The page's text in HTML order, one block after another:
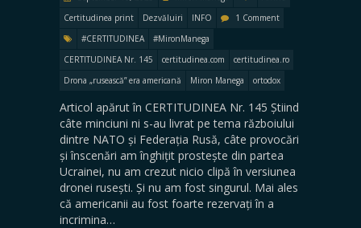
Certitudinea print
Dezvăluiri INFO
1 Comment
#CERTITUDINEA
#MironManega
CERTITUDINEA Nr. 145
certitudinea.com
certitudinea.ro
Drona „rusească” era americană
Miron Manega ortodox
Articol apărut în CERTITUDINEA Nr. 145 Știind
câte minciuni ni s-au livrat pe tema războiului
dintre NATO și Federația Rusă, câte provocări
și înscenări am înghițit prostește din partea
Ucrainei, nu am crezut nicio clipă în versiunea
dronei rusești. Și nu am fost singurul. Mai ales
că americanii au fost foarte rezervați în a
incrimina…